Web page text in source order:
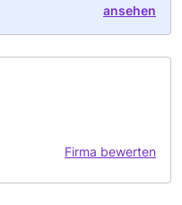
ansehen
Firma bewerten